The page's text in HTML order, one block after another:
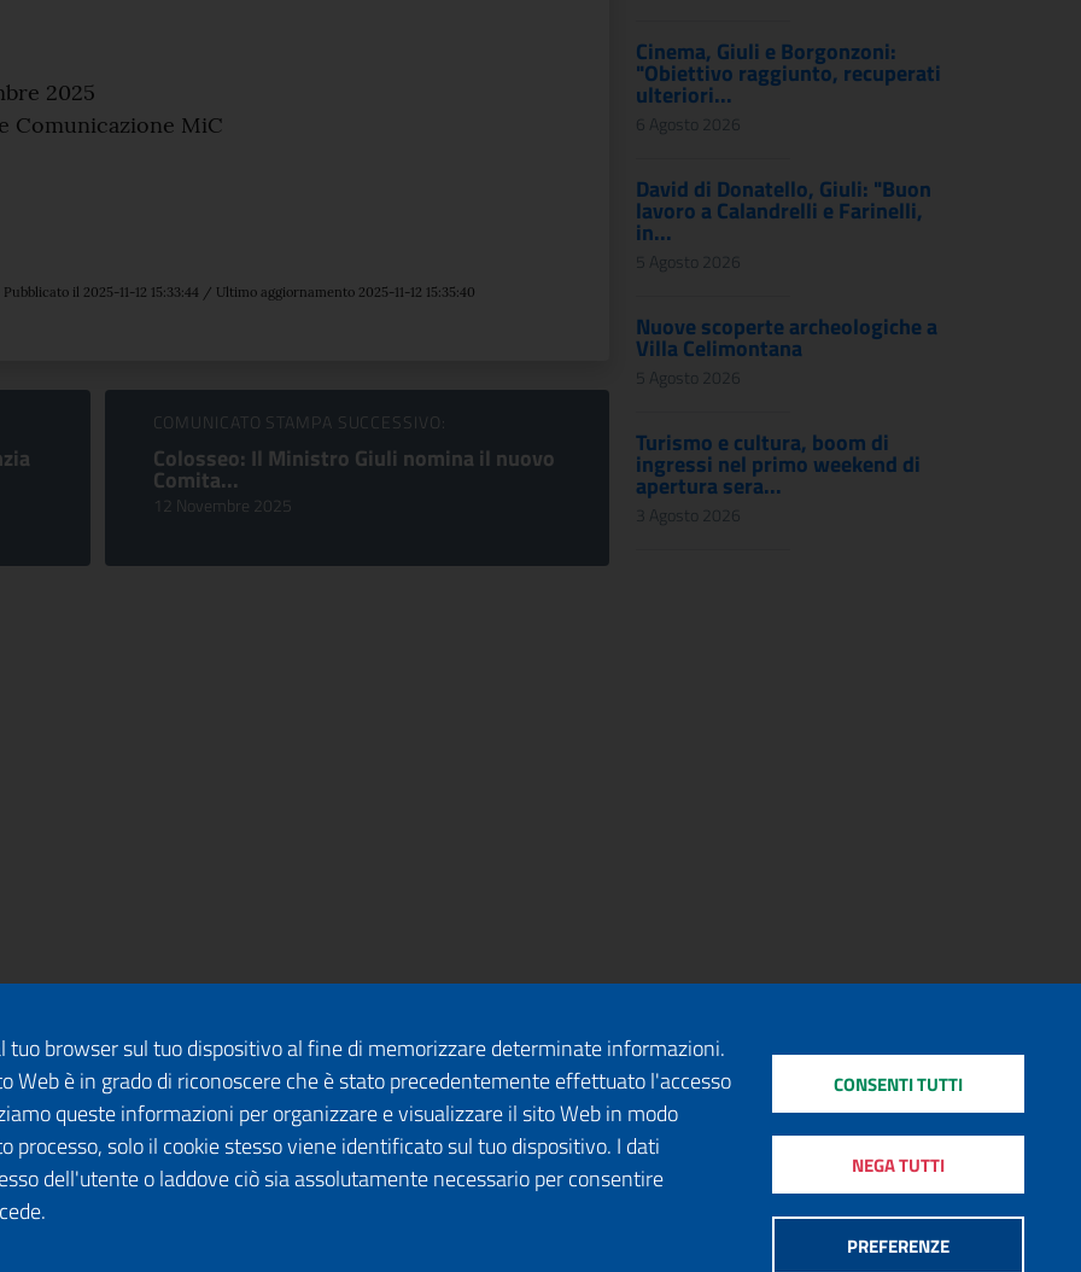
2025
Comunicazione MiC
il 2025-11-12 15:33:44 / Ultimo aggiornamento 2025-11-12 15:35:40
COMUNICATO STAMPA SUCCESSIVO:
Colosseo: Il Ministro Giuli nomina il nuovo
Comita...
12 Novembre 2025
Cinema, Giuli e Borgonzoni:
"Obiettivo raggiunto, recuperati
ulteriori...
6 Agosto 2026
David di Donatello, Giuli: "Buon
lavoro a Calandrelli e Farinelli,
in...
5 Agosto 2026
Nuove scoperte archeologiche a
Villa Celimontana
5 Agosto 2026
Turismo e cultura, boom di
ingressi nel primo weekend di
apertura sera...
3 Agosto 2026
browser sul tuo dispositivo al fine di memorizzare determinate informazioni.
è in grado di riconoscere che è stato precedentemente effettuato l'accesso
queste informazioni per organizzare e visualizzare il sito Web in modo
solo il cookie stesso viene identificato sul tuo dispositivo. I dati
dell'utente o laddove ciò sia assolutamente necessario per consentire
PREFERENZE
NEGA TUTTI
CONSENTI TUTTI